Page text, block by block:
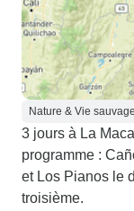
Nature & Vie sauvage
3 jours à La
programme :
et Los Pianos le
troisième.